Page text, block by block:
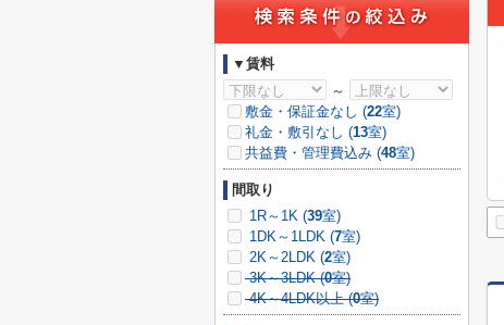
▼賃料
～
敷金・保証金なし (22室)
礼金・敷引なし (13室)
共益費・管理費込み (48室)
間取り
1R～1K (39室)
1DK～1LDK (7室)
2K～2LDK (2室)
3K～3LDK (0室)
4K～4LDK以上 (0室)